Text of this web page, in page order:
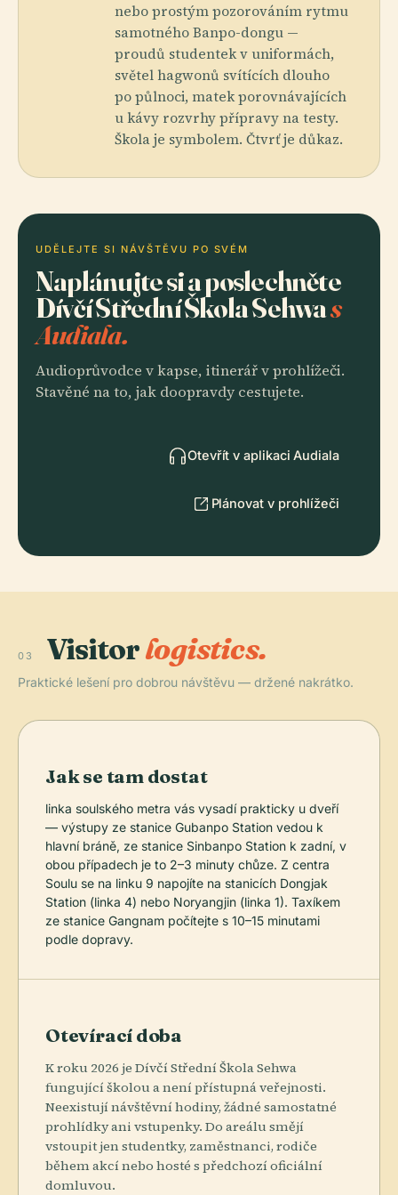
nebo prostým pozorováním rytmu
samotného Banpo-dongu —
proudů studentek v uniformách,
světel hagwonů svítících dlouho
po půlnoci, matek porovnávajících
u kávy rozvrhy přípravy na testy.
Škola je symbolem. Čtvrť je důkaz.
UDĚLEJTE SI NÁVŠTĚVU PO SVÉM
Naplánujte si a poslechněte
Dívčí Střední Škola Sehwas
Audiala.
Audioprůvodce v kapse, itinerář v prohlížeči.
Stavěné na to, jak doopravdy cestujete.
Otevřít v aplikaci Audiala
Plánovat v prohlížeči
03 Visitorlogistics.
Praktické lešení pro dobrou návštěvu — držené nakrátko.
Jak se tam dostat
linka soulského metra vás vysadí prakticky u dveří
— výstupy ze stanice Gubanpo Station vedou k
hlavní bráně, ze stanice Sinbanpo Station k zadní, v
obou případech je to 2–3 minuty chůze. Z centra
Soulu se na linku 9 napojíte na stanicích Dongjak
Station (linka 4) nebo Noryangjin (linka 1). Taxíkem
ze stanice Gangnam počítejte s 10–15 minutami
podle dopravy.
Otevírací doba
K roku 2026 je Dívčí Střední Škola Sehwa
fungující školou a není přístupná veřejnosti.
Neexistují návštěvní hodiny, žádné samostatné
prohlídky ani vstupenky. Do areálu smějí
vstoupit jen studentky, zaměstnanci, rodiče
během akcí nebo hosté s předchozí oficiální
domluvou.